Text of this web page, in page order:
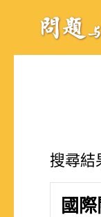
搜尋結
國